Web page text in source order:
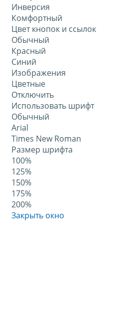
Инверсия
Комфортный
Цвет кнопок и ссылок
Обычный
Красный
Синий
Изображения
Цветные
Отключить
Использовать шрифт
Обычный
Arial
Times New Roman
Размер шрифта
100%
125%
150%
175%
200%
Закрыть окно